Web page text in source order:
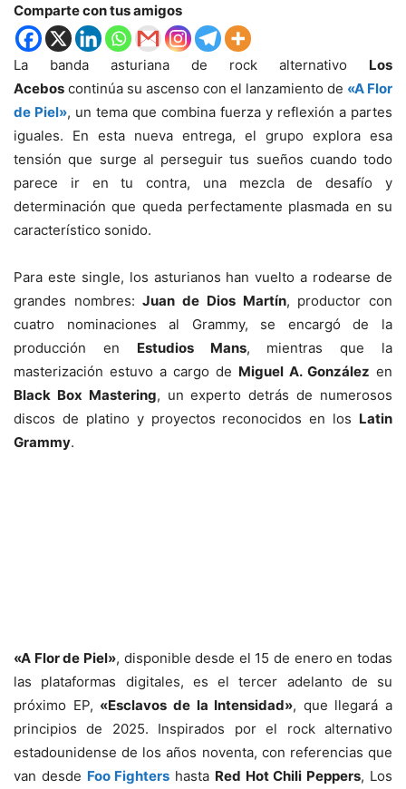
Comparte con tus amigos
La banda asturiana de rock alternativo Los
Acebos continúa su ascenso con el lanzamiento de «A Flor
de Piel», un tema que combina fuerza y reflexión a partes
iguales. En esta nueva entrega, el grupo explora esa
tensión que surge al perseguir tus sueños cuando todo
parece ir en tu contra, una mezcla de desafío y
determinación que queda perfectamente plasmada en su
característico sonido.
Para este single, los asturianos han vuelto a rodearse de
grandes nombres:Juan de Dios Martín, productor con
cuatro nominaciones al Grammy, se encargó de la
producción en Estudios Mans, mientras que la
masterización estuvo a cargo de Miguel A. González en
Black Box Mastering, un experto detrás de numerosos
discos de platino y proyectos reconocidos en los Latin
Grammy.
«A Flor de Piel», disponible desde el 15 de enero en todas
las plataformas digitales, es el tercer adelanto de su
próximo EP, «Esclavos de la Intensidad», que llegará a
principios de 2025. Inspirados por el rock alternativo
estadounidense de los años noventa, con referencias que
van desde Foo Fighters hasta Red Hot Chili Peppers, Los